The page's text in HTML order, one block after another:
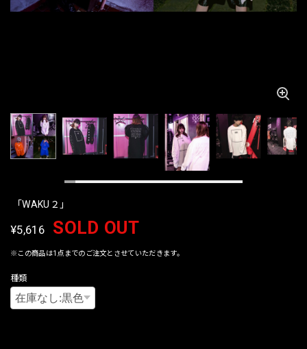
「WAKU２」
¥5,616 SOLD OUT
※この商品は1点までのご注文とさせていただきます。
種類